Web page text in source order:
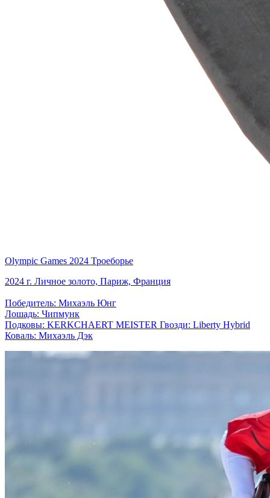
Olympic Games 2024 Троеборье
2024 г. Личное золото, Париж, Франция
Победитель: Михаэль Юнг
Лошадь: Чипмунк
Подковы: KERKCHAERT MEISTER Гвозди: Liberty Hybrid
Коваль: Михаэль Дэк